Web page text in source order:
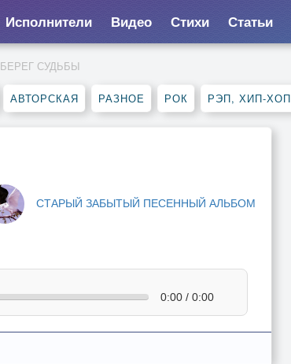
Исполнители Видео Стихи Статьи
БЕРЕГ СУДЬБЫ
АВТОРСКАЯ РАЗНОЕ РОК РЭП, ХИП-ХОП
СТАРЫЙ ЗАБЫТЫЙ ПЕСЕННЫЙ АЛЬБОМ
0:00 / 0:00